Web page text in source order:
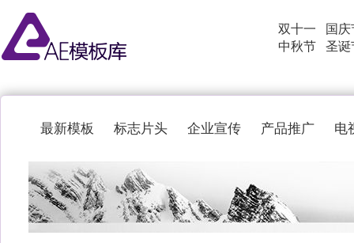
双十一
中秋节
国庆
圣诞
最新模板 标志片头 企业宣传 产品推广 电